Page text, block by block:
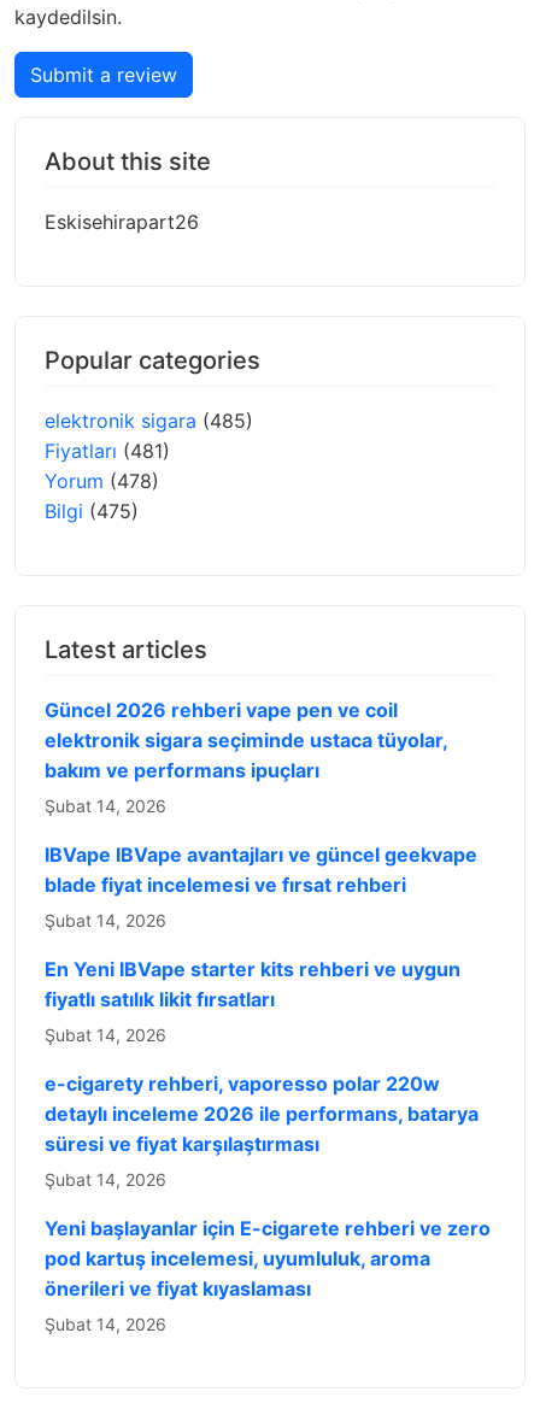
kaydedilsin.
Submit a review
About this site
Eskisehirapart26
Popular categories
elektronik sigara (485)
Fiyatları (481)
Yorum (478)
Bilgi (475)
Latest articles
Güncel 2026 rehberi vape pen ve coil
elektronik sigara seçiminde ustaca tüyolar,
bakım ve performans ipuçları
Şubat 14, 2026
IBVape IBVape avantajları ve güncel geekvape
blade fiyat incelemesi ve fırsat rehberi
Şubat 14, 2026
En Yeni IBVape starter kits rehberi ve uygun
fiyatlı satılık likit fırsatları
Şubat 14, 2026
e-cigarety rehberi, vaporesso polar 220w
detaylı inceleme 2026 ile performans, batarya
süresi ve fiyat karşılaştırması
Şubat 14, 2026
Yeni başlayanlar için E-cigarete rehberi ve zero
pod kartuş incelemesi, uyumluluk, aroma
önerileri ve fiyat kıyaslaması
Şubat 14, 2026